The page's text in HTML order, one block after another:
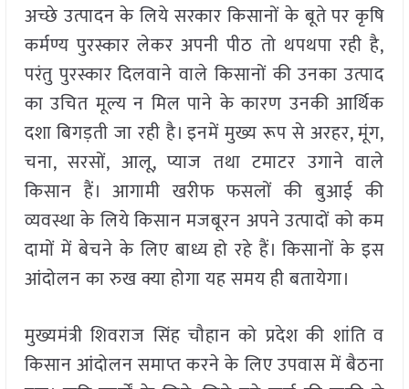
अच्छे उत्पादन के लिये सरकार किसानों के बूते पर कृषि
कर्मण्य पुरस्कार लेकर अपनी पीठ तो थपथपा रही है,
परंतु पुरस्कार दिलवाने वाले किसानों की उनका उत्पाद
का उचित मूल्य न मिल पाने के कारण उनकी आर्थिक
दशा बिगड़ती जा रही है। इनमें मुख्य रूप से अरहर, मूंग,
चना, सरसों, आलू, प्याज तथा टमाटर उगाने वाले
किसान हैं। आगामी खरीफ फसलों की बुआई की
व्यवस्था के लिये किसान मजबूरन अपने उत्पादों को कम
दामों में बेचने के लिए बाध्य हो रहे हैं। किसानों के इस
आंदोलन का रुख क्या होगा यह समय ही बतायेगा।
मुख्यमंत्री शिवराज सिंह चौहान को प्रदेश की शांति व
किसान आंदोलन समाप्त करने के लिए उपवास में बैठना